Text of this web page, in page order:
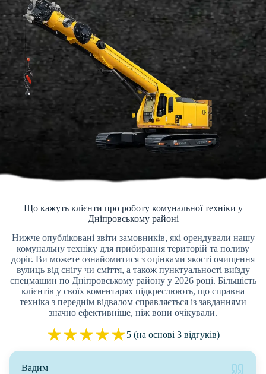
Що кажуть клієнти про роботу комунальної техніки у
Дніпровському районі
Нижче опубліковані звіти замовників, які орендували нашу
комунальну техніку для прибирання територій та поливу
доріг. Ви можете ознайомитися з оцінками якості очищення
вулиць від снігу чи сміття, а також пунктуальності виїзду
спецмашин по Дніпровському району у 2026 році. Більшість
клієнтів у своїх коментарях підкреслюють, що справна
техніка з переднім відвалом справляється із завданнями
значно ефективніше, ніж вони очікували.
★★★★★5 (на основі 3 відгуків)
Вадим